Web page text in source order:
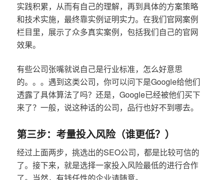
实践积累，从而有自己的理解，再到具体的方案策略
和技术实施，最终靠实例证明实力。在我们官网案例
栏目里，展示了众多真实案例，包括我们自己的官网
效果。
有些公司张嘴就说自己是行业标准，怎么好意思
的。。。遇到这类公司，你可以问下是Google给他们
透露了具体算法了吗？还是，Google已经被他们买下
来了？一般，说这种话的公司，品行也好不到哪去。
第三步：考量投入风险（谁更低？）
经过上面两步，挑选出的SEO公司，都是比较可信的
了。接下来，就是选择一家投入风险最低的进行合作